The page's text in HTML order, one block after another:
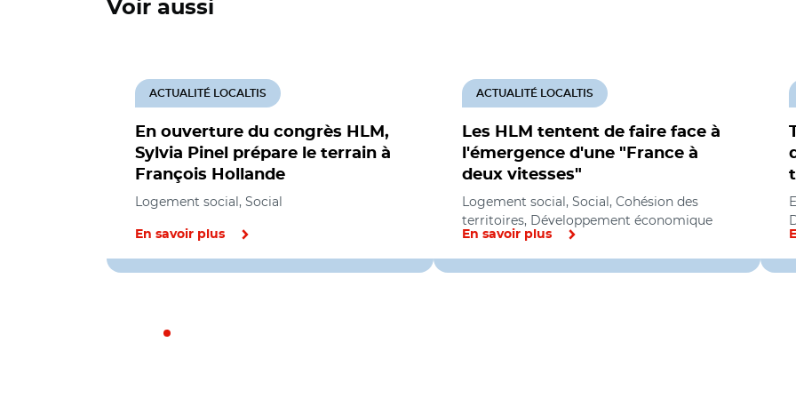
Voir aussi
En ouverture du congrès HLM,
Sylvia Pinel prépare le terrain à
François Hollande
ACTUALITÉ LOCALTIS
Logement social, Social
En savoir plus
Les HLM tentent de faire face à
l'émergence d'une "France à
deux vitesses"
ACTUALITÉ LOCALTIS
Logement social, Social, Cohésion des
territoires, Développement économique
En savoir plus